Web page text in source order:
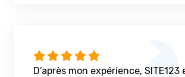
D’après mon expérience,